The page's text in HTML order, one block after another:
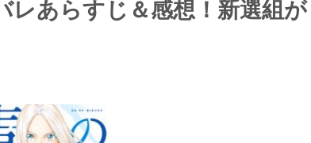
レあらすじ＆感想！新選組が